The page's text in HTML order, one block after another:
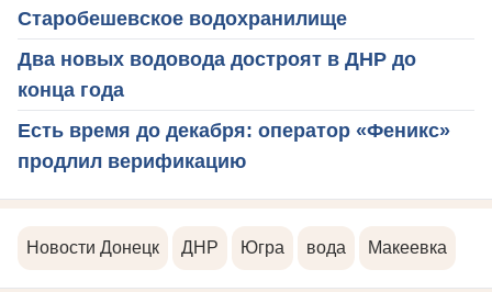
Старобешевское водохранилище
Два новых водовода достроят в ДНР до
конца года
Есть время до декабря: оператор «Феникс»
продлил верификацию
Новости Донецк ДНР Югра вода Макеевка